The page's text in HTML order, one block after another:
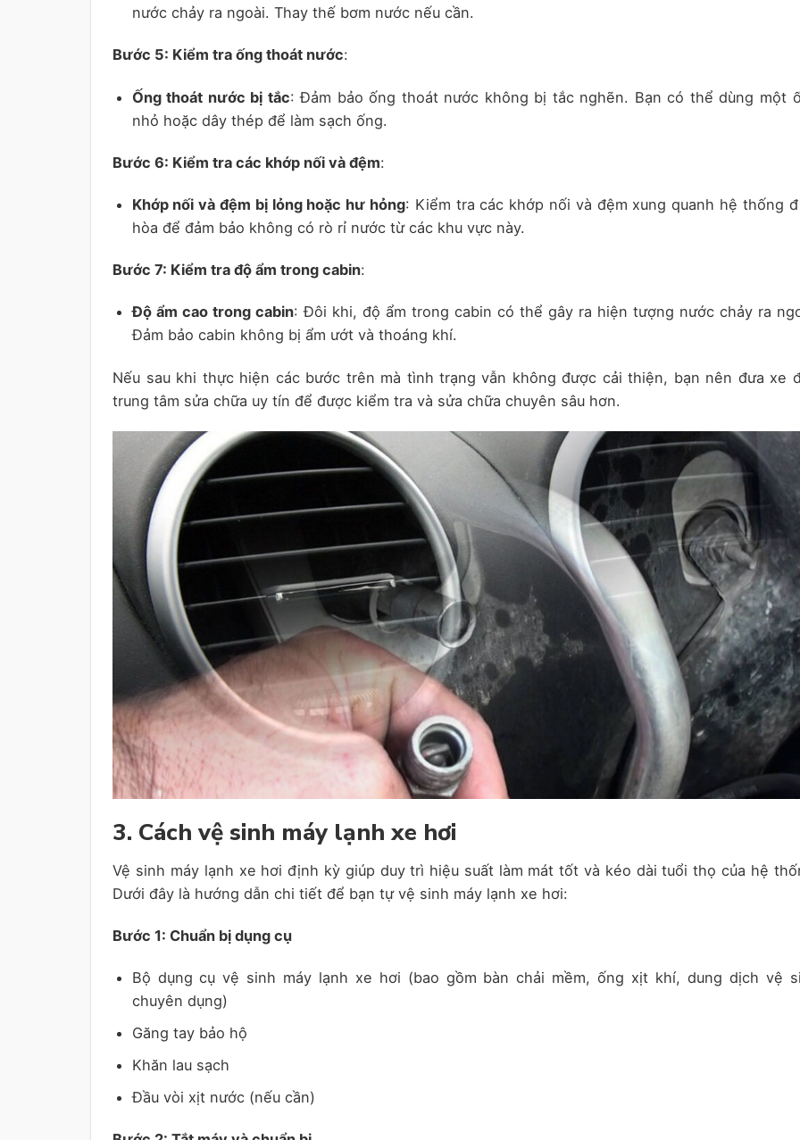
nước chảy ra ngoài. Thay thế bơm nước nếu cần.
Bước 5: Kiểm tra ống thoát nước:
Ống thoát nước bị tắc: Đảm bảo ống thoát nước không bị tắc nghẽn. Bạn có thể dùng một
nhỏ hoặc dây thép để làm sạch ống.
Bước 6: Kiểm tra các khớp nối và đệm:
Khớp nối và đệm bị lỏng hoặc hư hỏng: Kiểm tra các khớp nối và đệm xung quanh hệ thống
hòa để đảm bảo không có rò rỉ nước từ các khu vực này.
Bước 7: Kiểm tra độ ẩm trong cabin:
Độ ẩm cao trong cabin: Đôi khi, độ ẩm trong cabin có thể gây ra hiện tượng nước chảy ra
Đảm bảo cabin không bị ẩm ướt và thoáng khí.
Nếu sau khi thực hiện các bước trên mà tình trạng vẫn không được cải thiện, bạn nên đưa xe
trung tâm sửa chữa uy tín để được kiểm tra và sửa chữa chuyên sâu hơn.
3. Cách vệ sinh máy lạnh xe hơi
Vệ sinh máy lạnh xe hơi định kỳ giúp duy trì hiệu suất làm mát tốt và kéo dài tuổi thọ của hệ
Dưới đây là hướng dẫn chi tiết để bạn tự vệ sinh máy lạnh xe hơi:
Bước 1: Chuẩn bị dụng cụ
Bộ dụng cụ vệ sinh máy lạnh xe hơi (bao gồm bàn chải mềm, ống xịt khí, dung dịch vệ
chuyên dụng)
Găng tay bảo hộ
Khăn lau sạch
Đầu vòi xịt nước (nếu cần)